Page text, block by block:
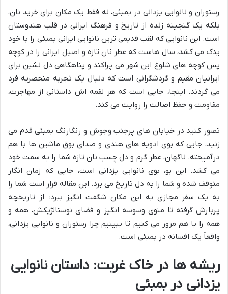
رستوران و نانوایی یزدانی در بمبئی، نه فقط یک مکان برای خرید نان،
بلکه یک گنجینه زنده از تاریخ و فرهنگ ایرانی در قلب هندوستان
است. این نانوایی که لقب قدیمی ترین نانوایی ایرانی بمبئی را با خود
یدک می کشد، سال هاست که عطر نان تازه و اصیل ایرانی را در کوچه
پس کوچه های شلوغ این شهر می پراکند و پناهگاهی دل نشین برای
ایرانیان مقیم و گردشگرانی است که دنبال یک تجربه منحصربه فرد
می گردند. اینجا، جایی است که هر لقمه اش داستانی از مهاجرت،
مقاومت و حفظ اصالت را روایت می کند.
تصور کنید در خیابان های پرجنب وجوش و رنگارنگ بمبئی قدم می
زنید، جایی که بوی ادویه های هندی و صدای بوق ماشین ها با هم
درآمیخته. ناگهان، عطر گرم و دل چسب نان تازه شما را به سمت خود
می کشد. این بو، بوی نانوایی یزدانی است، جایی که زمان انگار
متوقف شده و شما را به دل تاریخ می برد. این مقاله قرار است شما را
به یک سفر مجازی به این مکان شگفت انگیز ببرد؛ از تاریخچه
پربارش گرفته تا منوی وسوسه انگیز و فضای نوستالژیکش، همه و
همه را با هم مرور می کنیم تا ببینیم چرا رستوران و نانوایی یزدانی،
واقعاً یک افسانه در بمبئی است.
ریشه ها در خاک غربت: داستان نانوایی
یزدانی در بمبئی